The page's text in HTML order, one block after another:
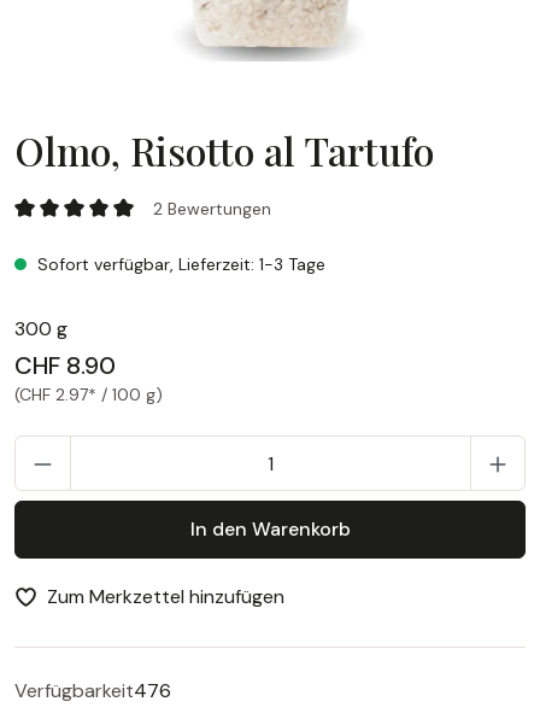
Olmo, Risotto al Tartufo
Olmo, Risotto al Tartufo
2 Bewertungen
Sofort verfügbar, Lieferzeit: 1-3 Tage
300 g
CHF 8.90
(CHF 2.97* / 100 g)
In den Warenkorb
Zum Merkzettel hinzufügen
Verfügbarkeit476